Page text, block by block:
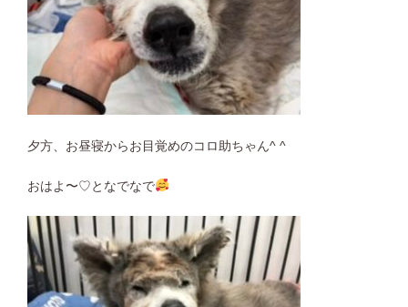
夕方、お昼寝からお目覚めのコロ助ちゃん^ ^
おはよ〜♡となでなで